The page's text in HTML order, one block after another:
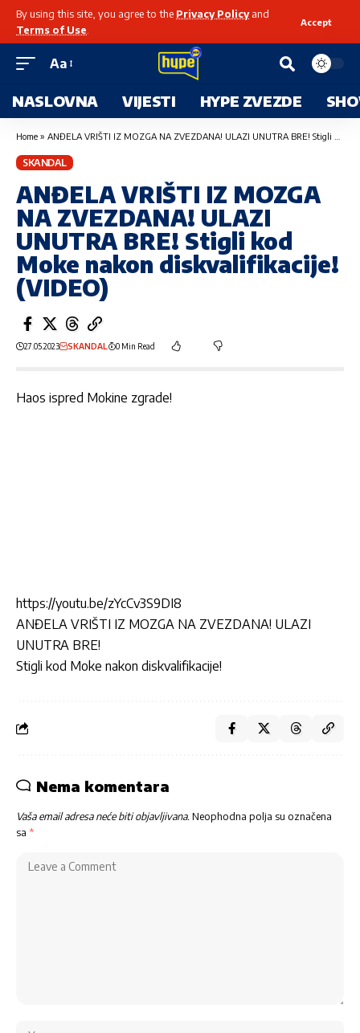
By using this site, you agree to the Privacy Policyand
Terms of Use
Accept
Aa
NASLOVNA VIJESTI HYPE ZVEZDE
Home » ANĐELA VRIŠTI IZ MOZGA NA ZVEZDANA! ULAZI UNUTRA BRE! Stigli kod Moke nakon diskvalifikacije! (VIDEO)
SKANDAL
ANĐELA VRIŠTI IZ MOZGA
NA ZVEZDANA! ULAZI
UNUTRA BRE! Stigli kod
Moke nakon diskvalifikacije!
(VIDEO)
27.05.2023 SKANDAL 0 Min Read
Haos ispred Mokine zgrade!
https://youtu.be/zYcCv3S9DI8
ANĐELA VRIŠTI IZ MOZGA NA ZVEZDANA! ULAZI
UNUTRA BRE!
Stigli kod Moke nakon diskvalifikacije!
Nema komentara
Vaša email adresa neće biti objavljivana. Neophodna polja su označena
sa *